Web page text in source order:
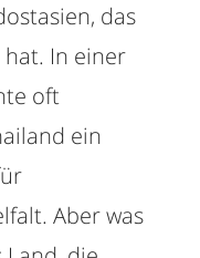
das
In einer
oft
ein
Aber was